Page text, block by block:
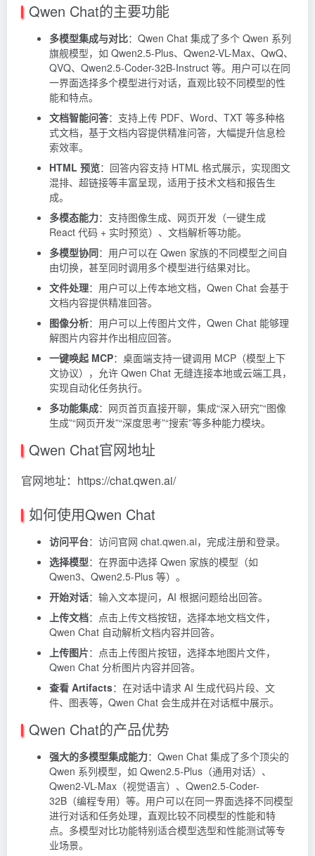
Qwen Chat的主要功能
多模型集成与对比：Qwen Chat 集成了多个 Qwen 系列
旗舰模型，如 Qwen2.5-Plus、Qwen2-VL-Max、QwQ、
QVQ、Qwen2.5-Coder-32B-Instruct 等。用户可以在同
一界面选择多个模型进行对话，直观比较不同模型的性
能和特点。
文档智能问答：支持上传 PDF、Word、TXT 等多种格
式文档，基于文档内容提供精准问答，大幅提升信息检
索效率。
HTML 预览：回答内容支持 HTML 格式展示，实现图文
混排、超链接等丰富呈现，适用于技术文档和报告生
成。
多模态能力：支持图像生成、网页开发（一键生成
React 代码 + 实时预览）、文档解析等功能。
多模型协同：用户可以在 Qwen 家族的不同模型之间自
由切换，甚至同时调用多个模型进行结果对比。
文件处理：用户可以上传本地文档，Qwen Chat 会基于
文档内容提供精准回答。
图像分析：用户可以上传图片文件，Qwen Chat 能够理
解图片内容并作出相应回答。
一键唤起 MCP：桌面端支持一键调用 MCP（模型上下
文协议），允许 Qwen Chat 无缝连接本地或云端工具，
实现自动化任务执行。
多功能集成：网页首页直接开聊，集成“深入研究”“图像
生成”“网页开发”“深度思考”“搜索”等多种能力模块。
Qwen Chat官网地址
官网地址：https://chat.qwen.ai/
如何使用Qwen Chat
访问平台：访问官网 chat.qwen.ai，完成注册和登录。
选择模型：在界面中选择 Qwen 家族的模型（如
Qwen3、Qwen2.5-Plus 等）。
开始对话：输入文本提问，AI 根据问题给出回答。
上传文档：点击上传文档按钮，选择本地文档文件，
Qwen Chat 自动解析文档内容并回答。
上传图片：点击上传图片按钮，选择本地图片文件，
Qwen Chat 分析图片内容并回答。
查看 Artifacts：在对话中请求 AI 生成代码片段、文
件、图表等，Qwen Chat 会生成并在对话框中展示。
Qwen Chat的产品优势
强大的多模型集成能力：Qwen Chat 集成了多个顶尖的
Qwen 系列模型，如 Qwen2.5-Plus（通用对话）、
Qwen2-VL-Max（视觉语言）、Qwen2.5-Coder-
32B（编程专用）等。用户可以在同一界面选择不同模型
进行对话和任务处理，直观比较不同模型的性能和特
点。多模型对比功能特别适合模型选型和性能测试等专
业场景。